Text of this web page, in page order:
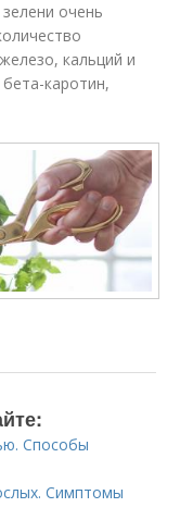
очень
кальций и
каротин,
Способы
Симптомы